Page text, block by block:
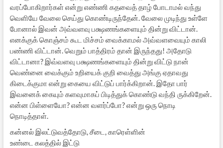
வரப்போகிறார்கள் என்று எண்ணி கதவைத் தாழ் போடாமல் வந்து
வெளியே வேலை செய்து கொண்டிருந்தேன். வேலை முடிந்து உள்ளே
போனால் இவன் அவ்வளவு பக்ஷணங்களையும் தின்று விட்டான்.
எனக்குக் கொஞ்சம் கூட மிச்சம் வைக்காமல் அவ்வளவையும் காலி
பண்ணி விட்டான். வெறும் பாத்திரம் தான் இருந்தது! அதோடு
விட்டானா? இவ்வளவு பக்ஷணங்களையும் தின்று விட்டு நான்
வெண்னை வைக்கும் உறியைக் குறி வைத்து அங்கு ஏதாவது
கிடைக்குமா என்று கையை விட்டுப் பார்க்கிறான். இதோ பார்
இவனைக் கையும் களவுமாகப் பிடித்துக் கொண்டு வந்தி ருக்கிறேன்.
என்ன பிள்ளையோ? என்ன வளர்ப்போ? என்று ஒரு நொடி
நொடித்தாள்.
கன்னல் இலட்டுவத்தோடு, சீடை, காரெள்ளின்
உண்டை கலத்தில் இட்டு